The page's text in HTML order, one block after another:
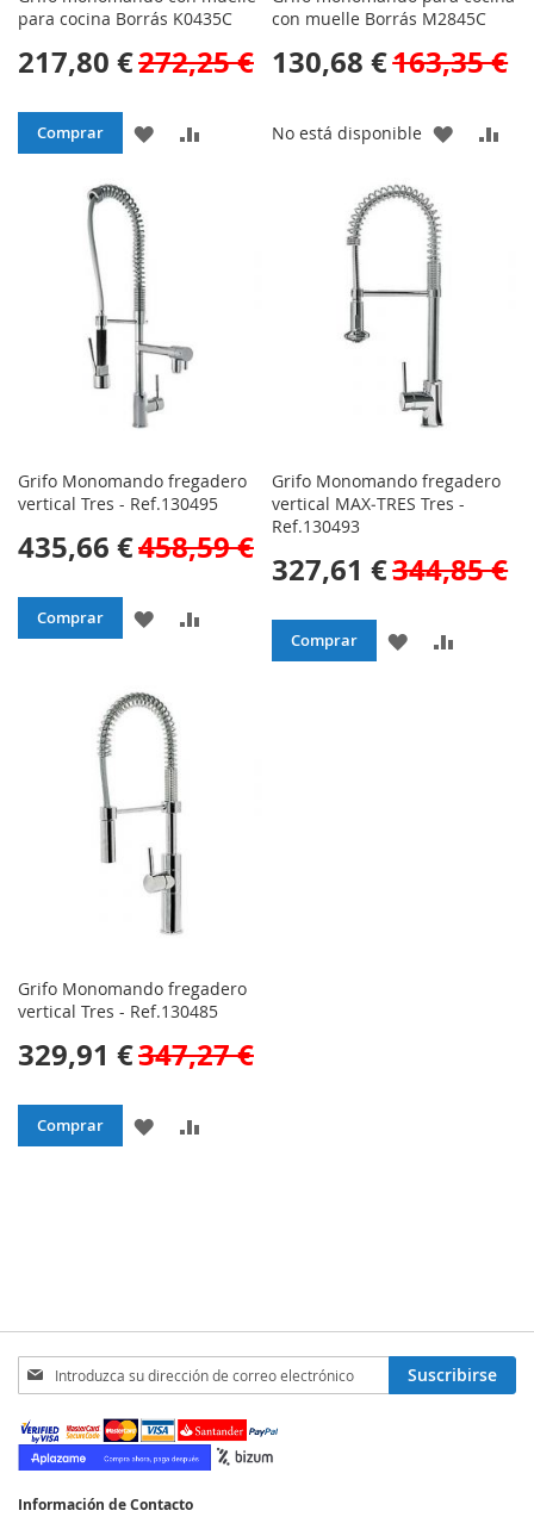
para cocina Borrás K0435C
217,80 €272,25 €
Comprar
AÑADIR
DESEOS
con muelle Borrás M2845C
130,68 €163,35 €
No está disponible
AÑADIR
Grifo Monomando fregadero
vertical Tres - Ref.130495
435,66 €458,59 €
Comprar
AÑADIR
LA
LISTA
DE
DESEOS
Grifo Monomando fregadero
vertical MAX‑TRES Tres -
Ref.130493
327,61 €344,85 €
Comprar
AÑADIR
Grifo Monomando fregadero
vertical Tres - Ref.130485
329,91 €347,27 €
Comprar
AÑADIR
DESEOS
Inscríbase
a
nuestro
boletín
de
Suscribirse
Información de Contacto